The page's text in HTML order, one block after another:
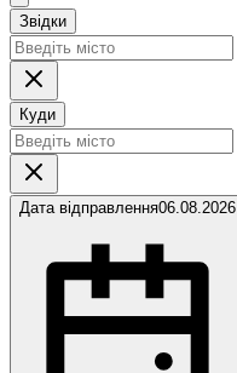
Звідки
Куди
Дата відправлення06.08.2026